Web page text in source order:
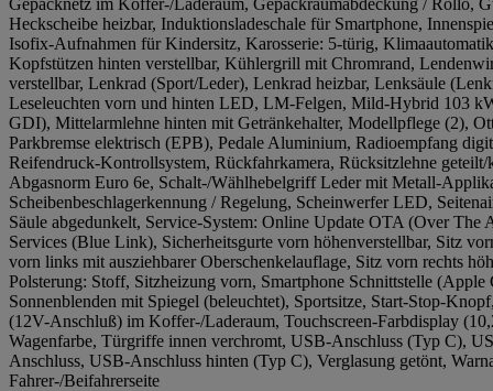
Heckscheibe heizbar, Induktionsladeschale für Smartphone,
Isofix-Aufnahmen für Kindersitz, Karosserie: 5-türig,
Kopfstützen hinten verstellbar, Kühlergrill mit Chromrand,
verstellbar, Lenkrad (Sport/Leder), Lenkrad heizbar, Lenksäule
Leseleuchten vorn und hinten LED, LM-Felgen, Mild-Hybrid 103
GDI), Mittelarmlehne hinten mit Getränkehalter, Modellpflege (2),
Parkbremse elektrisch (EPB), Pedale Aluminium, Radioempfang
Reifendruck-Kontrollsystem, Rückfahrkamera, Rücksitzlehne geteilt/
Abgasnorm Euro 6e, Schalt-/Wählhebelgriff Leder mit Metall-
Scheibenbeschlagerkennung / Regelung, Scheinwerfer LED,
Säule abgedunkelt, Service-System: Online Update OTA (Over The
Services (Blue Link), Sicherheitsgurte vorn höhenverstellbar, Sitz
vorn links mit ausziehbarer Oberschenkelauflage, Sitz vorn rechts
Polsterung: Stoff, Sitzheizung vorn, Smartphone Schnittstelle
Sonnenblenden mit Spiegel (beleuchtet), Sportsitze, Start-Stop-
(12V-Anschluß) im Koffer-/Laderaum, Touchscreen-Farbdisplay
Wagenfarbe, Türgriffe innen verchromt, USB-Anschluss (Typ C),
Anschluss, USB-Anschluss hinten (Typ C), Verglasung getönt,
Fahrer-/Beifahrerseite